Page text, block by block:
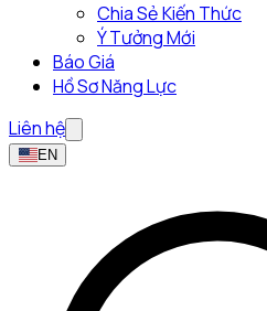
Chia Sẻ Kiến Thức
Ý Tưởng Mới
Báo Giá
Hồ Sơ Năng Lực
Liên hệ
EN